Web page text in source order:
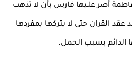
أصر عليها فارس بأن لا تذهب
عقد القران حتى لا يتركها بمفردها
الدائم بسبب الحمل.